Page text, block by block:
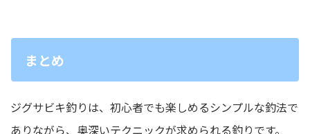
まとめ
ジグサビキ釣りは、初心者でも楽しめるシンプルな釣法で
ありながら、奥深いテクニックが求められる釣りです。